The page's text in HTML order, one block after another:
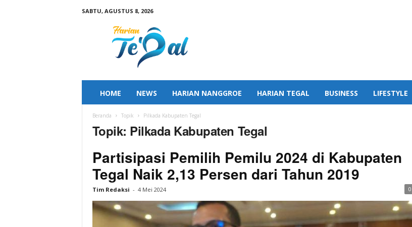
SABTU, AGUSTUS 8, 2026
HOME NEWS HARIAN NANGGROE HARIAN TEGAL BUSINESS LIFESTYLE
Beranda Topik Pilkada Kabupaten Tegal
Topik: Pilkada Kabupaten Tegal
Partisipasi Pemilih Pemilu 2024 di Kabupaten
Tegal Naik 2,13 Persen dari Tahun 2019
Tim Redaksi - 4 Mei 2024 0